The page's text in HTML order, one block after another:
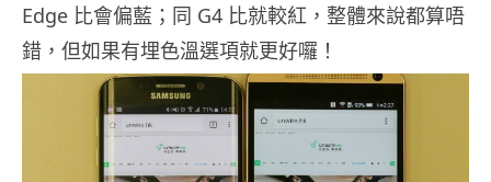
Edge 比會偏藍；同 G4 比就較紅，整體來說都算唔
錯，但如果有埋色溫選項就更好囉！